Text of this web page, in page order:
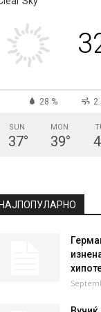
28 %
SUN
37°
MON
39°